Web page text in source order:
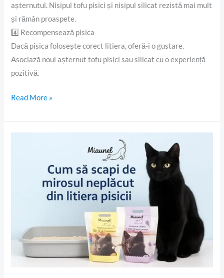
așternutul. Nisipul tofu pisici și nisipul silicat rezistă mai mult
și rămân proaspete.
4️⃣ Recompensează pisica
Dacă pisica folosește corect litiera, oferă-i o gustare.
Asociază noul așternut tofu pisici sau silicat cu o experiență
pozitivă.
Read More »
litiera
pisicii